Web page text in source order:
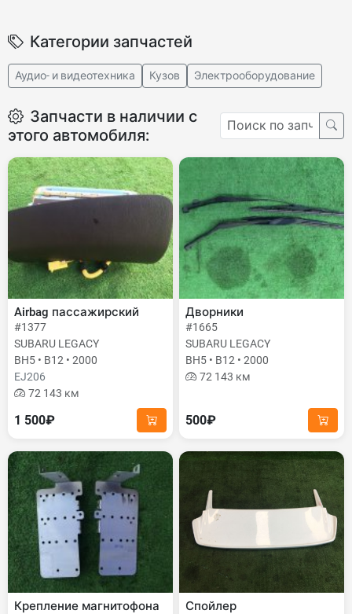
Категории запчастей
Аудио- и видеотехника Кузов Электрооборудование
Запчасти в наличии с
этого автомобиля:
Airbag пассажирский
#1377
SUBARU LEGACY
BH5 • B12 • 2000
EJ206
72 143 км
1 500₽
Дворники
#1665
SUBARU LEGACY
BH5 • B12 • 2000
72 143 км
500₽
Крепление магнитофона Спойлер